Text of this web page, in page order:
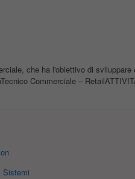
che ha l'obiettivo di
Commerciale –
Sistemi